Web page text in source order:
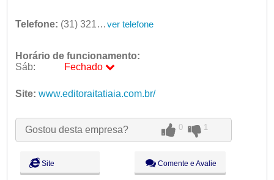
Telefone: (31) 3212-4600 ver telefone
Horário de funcionamento:
Sáb:
Fechado
Ter:
09:00 - 18:00
Qui:
09:00 - 18:00
Sex:
09:00 - 18:00
Sáb:
Dom:
Fechado
Site: www.editoraitatiaia.com.br/
Gostou desta empresa? 0 1
Site Comente e Avalie